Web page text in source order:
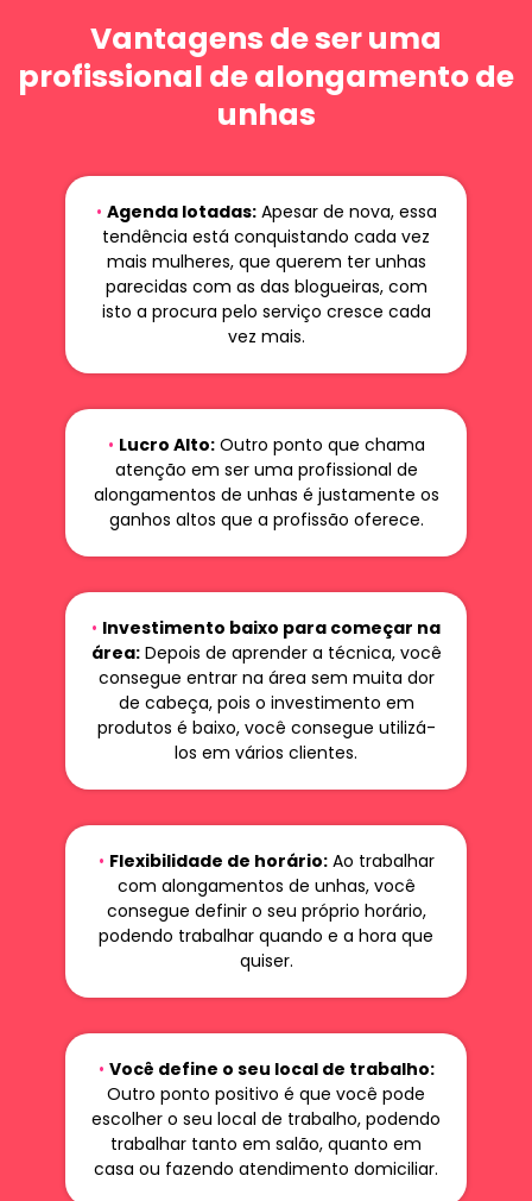
Vantagens de ser uma
profissional de alongamento de
unhas
• Agenda lotadas:Apesar de nova, essa
tendência está conquistando cada vez
mais mulheres, que querem ter unhas
parecidas com as das blogueiras, com
isto a procura pelo serviço cresce cada
vez mais.
• Lucro Alto:Outro ponto que chama
atenção em ser uma profissional de
alongamentos de unhas é justamente os
ganhos altos que a profissão oferece.
• Investimento baixo para começar na
área:Depois de aprender a técnica, você
consegue entrar na área sem muita dor
de cabeça, pois o investimento em
produtos é baixo, você consegue utilizá-
los em vários clientes.
• Flexibilidade de horário:Ao trabalhar
com alongamentos de unhas, você
consegue definir o seu próprio horário,
podendo trabalhar quando e a hora que
quiser.
• Você define o seu local de trabalho:
Outro ponto positivo é que você pode
escolher o seu local de trabalho, podendo
trabalhar tanto em salão, quanto em
casa ou fazendo atendimento domiciliar.